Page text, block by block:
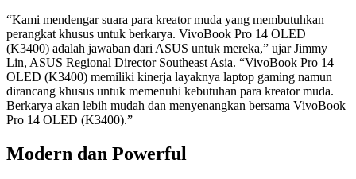
“Kami mendengar suara para kreator muda yang membutuhkan
perangkat khusus untuk berkarya. VivoBook Pro 14 OLED
(K3400) adalah jawaban dari ASUS untuk mereka,” ujar Jimmy
Lin, ASUS Regional Director Southeast Asia. “VivoBook Pro 14
OLED (K3400) memiliki kinerja layaknya laptop gaming namun
dirancang khusus untuk memenuhi kebutuhan para kreator muda.
Berkarya akan lebih mudah dan menyenangkan bersama VivoBook
Pro 14 OLED (K3400).”
Modern dan Powerful